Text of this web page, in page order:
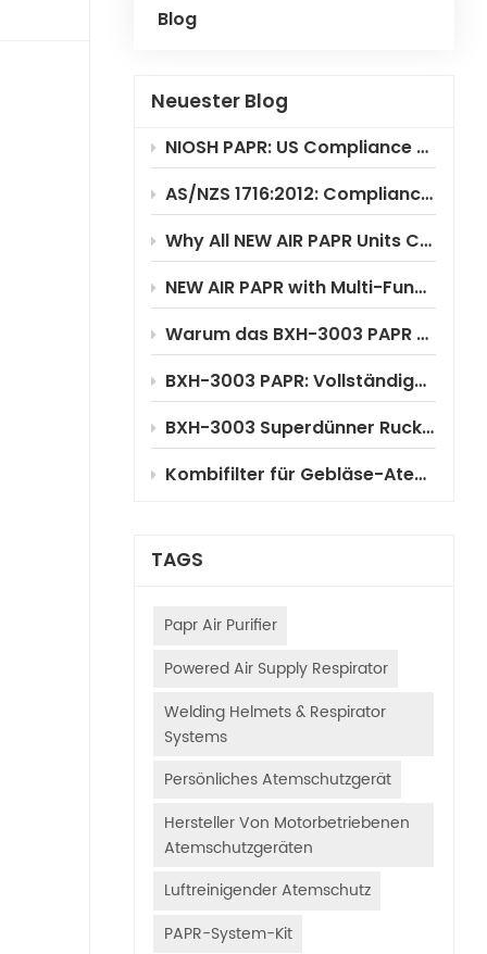
Blog
Neuester Blog
NIOSH PAPR: US Compliance & Testing Requirements
AS/NZS 1716:2012: Compliance Standard for PAPR Respirators
Why All NEW AIR PAPR Units Choose RILSA NB1024 for Certification?
NEW AIR PAPR with Multi-Functional Flip-Up Welding Helmet
Warum das BXH-3003 PAPR erhebliche Kosteneinsparungen ermöglicht
BXH-3003 PAPR: Vollständige Anwendungsszenarioanalyse
BXH-3003 Superdünner Rucksack-PAPR
Kombifilter für Gebläse-Atemschutzgeräte (PAPR) für die Fahrzeuglackierung: Auswahl, Funktionsprinzipien und Anwendungsleitfaden
TAGS
Papr Air Purifier
Powered Air Supply Respirator
Welding Helmets & Respirator
Systems
Persönliches Atemschutzgerät
Hersteller Von Motorbetriebenen
Atemschutzgeräten
Luftreinigender Atemschutz
PAPR-System-Kit